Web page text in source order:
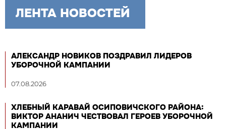
ЛЕНТА НОВОСТЕЙ
АЛЕКСАНДР НОВИКОВ ПОЗДРАВИЛ ЛИДЕРОВ
УБОРОЧНОЙ КАМПАНИИ
07.08.2026
ХЛЕБНЫЙ КАРАВАЙ ОСИПОВИЧСКОГО РАЙОНА:
ВИКТОР АНАНИЧ ЧЕСТВОВАЛ ГЕРОЕВ УБОРОЧНОЙ
КАМПАНИИ